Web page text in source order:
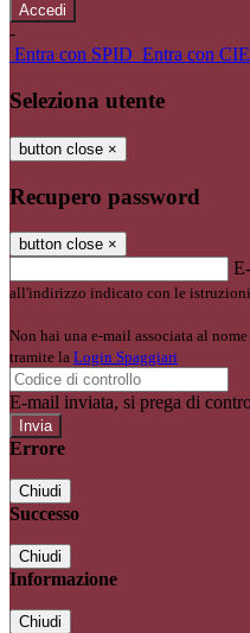
-
Entra con SPID Entra con CIE
Seleziona utente
button close ×
Recupero password
button close ×
all'indirizzo indicato con le istruzioni
Non hai una e-mail associata al
tramite la Login Spaggiari
E-mail inviata, si prega di
Errore
Chiudi
Successo
Chiudi
Informazione
Chiudi